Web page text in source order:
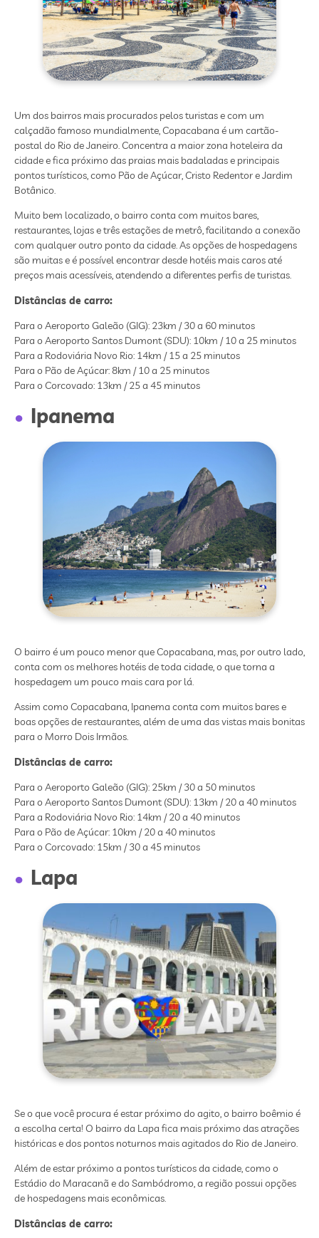
Um dos bairros mais procurados pelos turistas e com um
calçadão famoso mundialmente, Copacabana é um cartão-
postal do Rio de Janeiro. Concentra a maior zona hoteleira da
cidade e fica próximo das praias mais badaladas e principais
pontos turísticos, como Pão de Açúcar, Cristo Redentor e Jardim
Botânico.
Muito bem localizado, o bairro conta com muitos bares,
restaurantes, lojas e três estações de metrô, facilitando a conexão
com qualquer outro ponto da cidade. As opções de hospedagens
são muitas e é possível encontrar desde hotéis mais caros até
preços mais acessíveis, atendendo a diferentes perfis de turistas.
Distâncias de carro:
Para o Aeroporto Galeão (GIG): 23km / 30 a 60 minutos
Para o Aeroporto Santos Dumont (SDU): 10km / 10 a 25 minutos
Para a Rodoviária Novo Rio: 14km / 15 a 25 minutos
Para o Pão de Açúcar: 8km / 10 a 25 minutos
Para o Corcovado: 13km / 25 a 45 minutos
Ipanema
O bairro é um pouco menor que Copacabana, mas, por outro lado,
conta com os melhores hotéis de toda cidade, o que torna a
hospedagem um pouco mais cara por lá.
Assim como Copacabana, Ipanema conta com muitos bares e
boas opções de restaurantes, além de uma das vistas mais bonitas
para o Morro Dois Irmãos.
Distâncias de carro:
Para o Aeroporto Galeão (GIG): 25km / 30 a 50 minutos
Para o Aeroporto Santos Dumont (SDU): 13km / 20 a 40 minutos
Para a Rodoviária Novo Rio: 14km / 20 a 40 minutos
Para o Pão de Açúcar: 10km / 20 a 40 minutos
Para o Corcovado: 15km / 30 a 45 minutos
Lapa
Se o que você procura é estar próximo do agito, o bairro boêmio é
a escolha certa! O bairro da Lapa fica mais próximo das atrações
históricas e dos pontos noturnos mais agitados do Rio de Janeiro.
Além de estar próximo a pontos turísticos da cidade, como o
Estádio do Maracanã e do Sambódromo, a região possui opções
de hospedagens mais econômicas.
Distâncias de carro: